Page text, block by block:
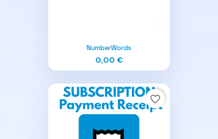
NumberWords
0,00 €
favorite_border